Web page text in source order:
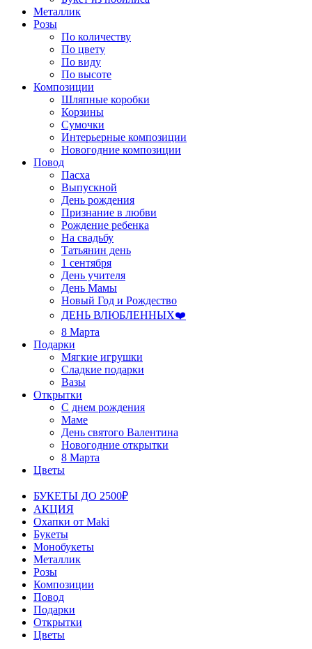
Металлик
Розы
По количеству
По цвету
По виду
По высоте
Композиции
Шляпные коробки
Корзины
Сумочки
Интерьерные композиции
Новогодние композиции
Повод
Пасха
Выпускной
День рождения
Признание в любви
Рождение ребенка
На свадьбу
Татьянин день
1 сентября
День учителя
День Мамы
Новый Год и Рождество
ДЕНЬ ВЛЮБЛЕННЫХ❤️
8 Марта
Подарки
Мягкие игрушки
Сладкие подарки
Вазы
Открытки
С днем рождения
Маме
День святого Валентина
Новогодние открытки
8 Марта
Цветы
БУКЕТЫ ДО 2500₽
АКЦИЯ
Охапки от Maki
Букеты
Монобукеты
Металлик
Розы
Композиции
Повод
Подарки
Открытки
Цветы